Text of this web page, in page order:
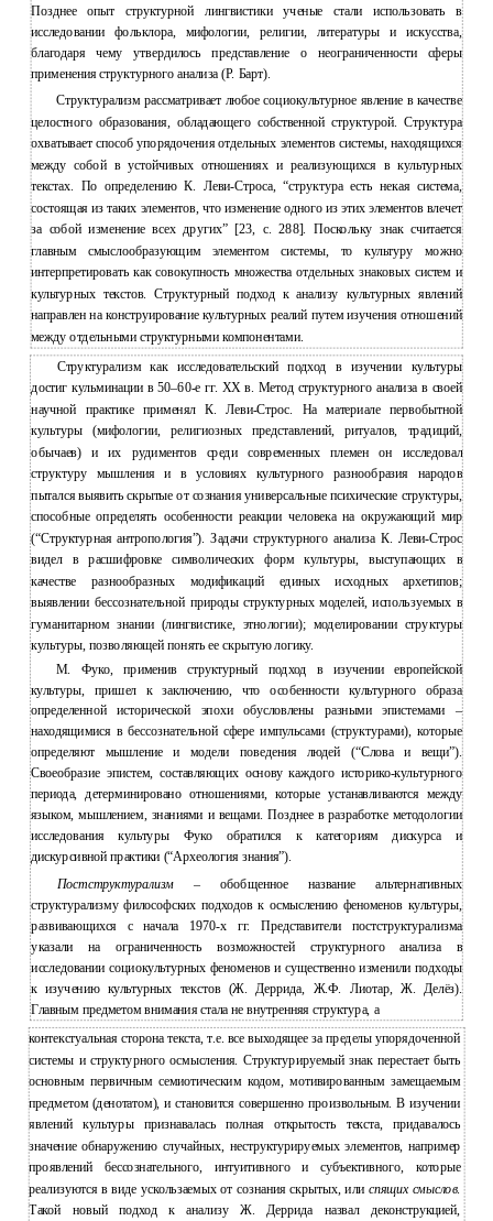
Позднее опыт структурной лингвистики ученые стали использовать в
исследовании фольклора, мифологии, религии, литературы и искусства,
благодаря чему утвердилось представление о неограниченности сферы
применения структурного анализа (Р. Барт).
Структурализм рассматривает любое социокультурное явление в качестве
целостного образования, обладающего собственной структурой. Структура
охватывает способ упорядочения отдельных элементов системы, находящихся
между собой в устойчивых отношениях и реализующихся в культурных
текстах. По определению К. Леви-Строса, “структура есть некая система,
состоящая из таких элементов, что изменение одного из этих элементов влечет
за собой изменение всех других” [23, с. 288]. Поскольку знак считается
главным смыслообразующим элементом системы, то культуру можно
интерпретировать как совокупность множества отдельных знаковых систем и
культурных текстов. Структурный подход к анализу культурных явлений
направлен на конструирование культурных реалий путем изучения отношений
между отдельными структурными компонентами.
Структурализм как исследовательский подход в изучении культуры
достиг кульминации в 50–60-е гг. ХХ в. Метод структурного анализа в своей
научной практике применял К. Леви-Строс. На материале первобытной
культуры (мифологии, религиозных представлений, ритуалов, традиций,
обычаев) и их рудиментов среди современных племен он исследовал
структуру мышления и в условиях культурного разнообразия народов
пытался выявить скрытые от сознания универсальные психические структуры,
способные определять особенности реакции человека на окружающий мир
(“Структурная антропология”). Задачи структурного анализа К. Леви-Строс
видел в расшифровке символических форм культуры, выступающих в
качестве разнообразных модификаций единых исходных архетипов;
выявлении бессознательной природы структурных моделей, используемых в
гуманитарном знании (лингвистике, этнологии); моделировании структуры
культуры, позволяющей понять ее скрытую логику.
М. Фуко, применив структурный подход в изучении европейской
культуры, пришел к заключению, что особенности культурного образа
определенной исторической эпохи обусловлены разными эпистемами –
находящимися в бессознательной сфере импульсами (структурами), которые
определяют мышление и модели поведения людей (“Слова и вещи”).
Своеобразие эпистем, составляющих основу каждого историко-культурного
периода, детерминировано отношениями, которые устанавливаются между
языком, мышлением, знаниями и вещами. Позднее в разработке методологии
исследования культуры Фуко обратился к категориям дискурса и
дискурсивной практики (“Археология знания”).
Постструктурализм – обобщенное название альтернативных
структурализму философских подходов к осмыслению феноменов культуры,
развивающихся с начала 1970-х гг. Представители постструктурализма
указали на ограниченность возможностей структурного анализа в
исследовании социокультурных феноменов и существенно изменили подходы
к изучению культурных текстов (Ж. Деррида, Ж.Ф. Лиотар, Ж. Делёз).
Главным предметом внимания стала не внутренняя структура, а
контекстуальная сторона текста, т.е. все выходящее за пределы упорядоченной
системы и структурного осмысления. Структурируемый знак перестает быть
основным первичным семиотическим кодом, мотивированным замещаемым
предметом (денотатом), и становится совершенно произвольным. В изучении
явлений культуры признавалась полная открытость текста, придавалось
значение обнаружению случайных, неструктурируемых элементов, например
проявлений бессознательного, интуитивного и субъективного, которые
реализуются в виде ускользаемых от сознания скрытых, или спящих смыслов.
Такой новый подход к анализу Ж. Деррида назвал деконструкцией,